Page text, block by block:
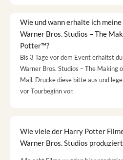
Wie und wann erhalte ich
Warner Bros. Studios – The
Potter™?
Bis 3 Tage vor dem Event erhältst
Warner Bros. Studios – The Making
Mail. Drucke diese bitte aus und
vor Tourbeginn vor.
Wie viele der Harry Potter
Warner Bros. Studios